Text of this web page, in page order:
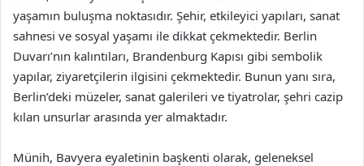
yaşamın buluşma noktasıdır. Şehir, etkileyici yapıları, sanat
sahnesi ve sosyal yaşamı ile dikkat çekmektedir. Berlin
Duvarı’nın kalıntıları, Brandenburg Kapısı gibi sembolik
yapılar, ziyaretçilerin ilgisini çekmektedir. Bunun yanı sıra,
Berlin’deki müzeler, sanat galerileri ve tiyatrolar, şehri cazip
kılan unsurlar arasında yer almaktadır.
Münih, Bavyera eyaletinin başkenti olarak, geleneksel